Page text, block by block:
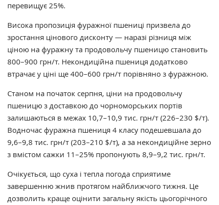
перевищує 25%.
Висока пропозиція фуражної пшениці призвела до
зростання цінового дисконту — наразі різниця між
ціною на фуражну та продовольчу пшеницю становить
800–900 грн/т. Некондиційна пшениця додатково
втрачає у ціні ще 400–600 грн/т порівняно з фуражною.
Станом на початок серпня, ціни на продовольчу
пшеницю з доставкою до чорноморських портів
залишаються в межах 10,7–10,9 тис. грн/т (226–230 $/т).
Водночас фуражна пшениця 4 класу подешевшала до
9,6–9,8 тис. грн/т (203–210 $/т), а за некондиційне зерно
з вмістом сажки 11–25% пропонують 8,9–9,2 тис. грн/т.
Очікується, що суха і тепла погода сприятиме
завершенню жнив протягом найближчого тижня. Це
дозволить краще оцінити загальну якість цьогорічного